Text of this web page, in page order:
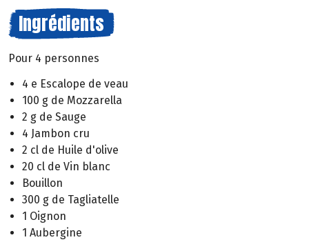
Ingrédients
Pour 4 personnes
4 e Escalope de veau
100 g de Mozzarella
2 g de Sauge
4 Jambon cru
2 cl de Huile d'olive
20 cl de Vin blanc
Bouillon
300 g de Tagliatelle
1 Oignon
1 Aubergine